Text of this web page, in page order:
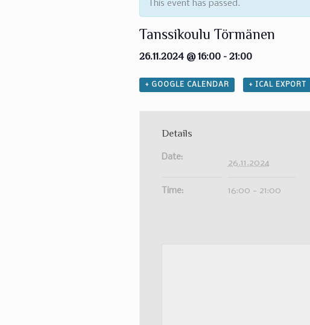
This event has passed.
Tanssikoulu Törmänen
26.11.2024 @ 16:00 -21:00
+ GOOGLE CALENDAR + ICAL EXPORT
Details
Date:
26.11.2024
Time: 16:00 - 21:00